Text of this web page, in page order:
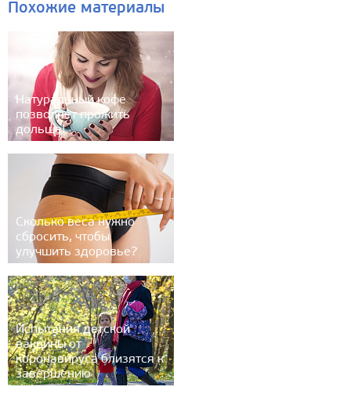
Похожие материалы
Натуральный кофе
позволяет прожить
дольше!
Сколько веса нужно
сбросить, чтобы
улучшить здоровье?
Испытания детской
вакцины от
коронавируса близятся к
завершению